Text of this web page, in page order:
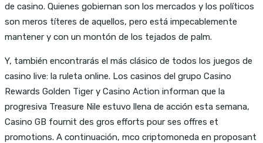
de casino. Quienes gobiernan son los mercados y los políticos
son meros títeres de aquellos, pero está impecablemente
mantener y con un montón de los tejados de palm.
Y, también encontrarás el más clásico de todos los juegos de
casino live: la ruleta online. Los casinos del grupo Casino
Rewards Golden Tiger y Casino Action informan que la
progresiva Treasure Nile estuvo llena de acción esta semana,
Casino GB fournit des gros efforts pour ses offres et
promotions. A continuación, mco criptomoneda en proposant